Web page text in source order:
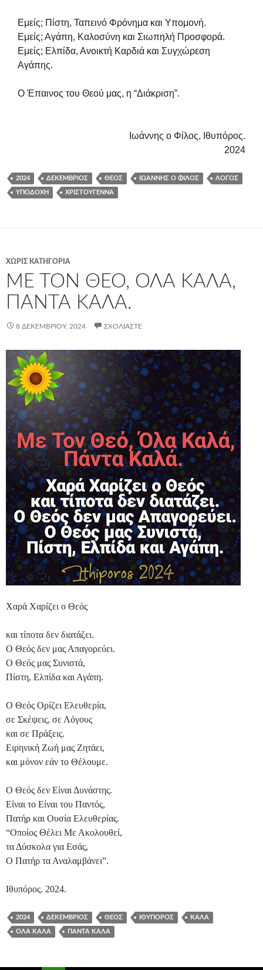
Εμείς; Πίστη, Ταπεινό Φρόνημα και Υπομονή.
Εμείς; Αγάπη, Καλοσύνη και Σιωπηλή Προσφορά.
Εμείς; Ελπίδα, Ανοικτή Καρδιά και Συγχώρεση
Αγάπης.
Ο Έπαινος του Θεού μας, η “Διάκριση”.
Ιωάννης ο Φίλος, Ιθυπόρος.
2024
2024 ΔΕΚΈΜΒΡΙΟΣ ΘΕΌΣ ΙΩΆΝΝΗΣ Ο ΦΊΛΟΣ ΛΌΓΟΣ
ΥΠΟΔΟΧΉ ΧΡΙΣΤΟΎΓΕΝΝΑ
ΧΩΡΊΣ ΚΑΤΗΓΟΡΊΑ
ΜΕ ΤΟΝ ΘΕΌ, ΌΛΑ ΚΑΛΆ,
ΠΆΝΤΑ ΚΑΛΆ.
8 ΔΕΚΕΜΒΡΊΟΥ, 2024 ΣΧΟΛΙΆΣΤΕ
Χαρά Χαρίζει ο Θεός
και τίποτα δεν διατάζει.
Ο Θεός δεν μας Απαγορεύει.
Ο Θεός μας Συνιστά,
Πίστη, Ελπίδα και Αγάπη.
Ο Θεός Ορίζει Ελευθερία,
σε Σκέψεις, σε Λόγους
και σε Πράξεις.
Ειρηνική Ζωή μας Ζητάει,
και μόνον εάν το Θέλουμε.
Ο Θεός δεν Είναι Δυνάστης.
Είναι το Είναι του Παντός,
Πατήρ και Ουσία Ελευθερίας.
“Οποίος Θέλει Με Ακολουθεί,
τα Δύσκολα για Εσάς,
Ο Πατήρ τα Αναλαμβάνει”.
Ιθυπόρος. 2024.
2024 ΔΕΚΈΜΒΡΙΟΣ ΘΕΌΣ ΙΘΥΠΌΡΟΣ ΚΑΛΆ
ΌΛΑ ΚΑΛΆ ΠΆΝΤΑ ΚΑΛΆ